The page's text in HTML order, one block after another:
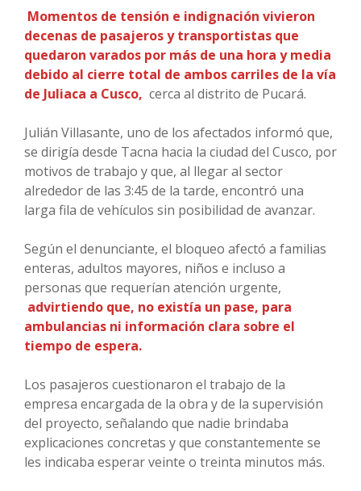
Momentos de tensión e indignación vivieron
decenas de pasajeros y transportistas que
quedaron varados por más de una hora y media
debido al cierre total de ambos carriles de la vía
de Juliaca a Cusco, cerca al distrito de Pucará.
Julián Villasante, uno de los afectados informó que,
se dirigía desde Tacna hacia la ciudad del Cusco, por
motivos de trabajo y que, al llegar al sector
alrededor de las 3:45 de la tarde, encontró una
larga fila de vehículos sin posibilidad de avanzar.
Según el denunciante, el bloqueo afectó a familias
enteras, adultos mayores, niños e incluso a
personas que requerían atención urgente,
advirtiendo que, no existía un pase, para
ambulancias ni información clara sobre el
tiempo de espera.
Los pasajeros cuestionaron el trabajo de la
empresa encargada de la obra y de la supervisión
del proyecto, señalando que nadie brindaba
explicaciones concretas y que constantemente se
les indicaba esperar veinte o treinta minutos más.